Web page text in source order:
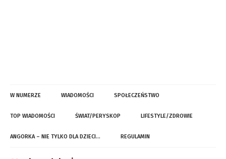
W NUMERZE WIADOMOŚCI SPOŁECZEŃSTWO
TOP WIADOMOŚCI ŚWIAT/PERYSKOP LIFESTYLE/ZDROWIE
ANGORKA – NIE TYLKO DLA DZIECI… REGULAMIN